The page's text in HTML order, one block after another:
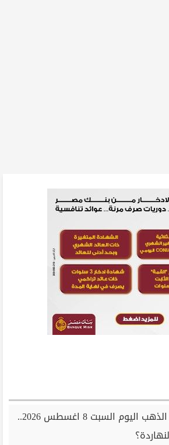
أسعار الذهب اليوم السبت 8 اغسطس 2026..